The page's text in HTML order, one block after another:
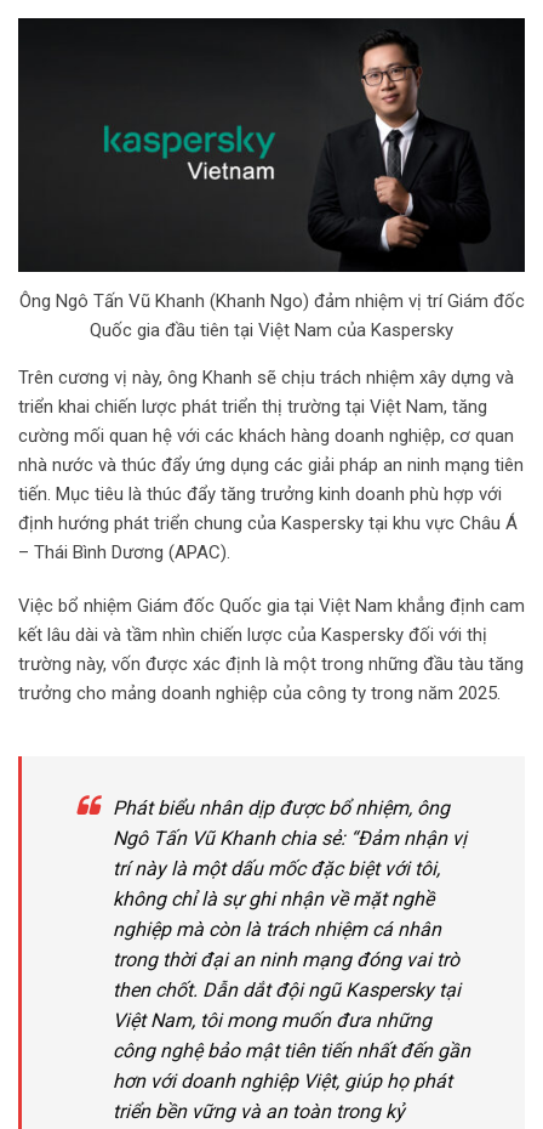
l
Ông Ngô Tấn Vũ Khanh (Khanh Ngo) đảm nhiệm vị trí Giám đốc
Quốc gia đầu tiên tại Việt Nam của Kaspersky
Trên cương vị này, ông Khanh sẽ chịu trách nhiệm xây dựng và
triển khai chiến lược phát triển thị trường tại Việt Nam, tăng
cường mối quan hệ với các khách hàng doanh nghiệp, cơ quan
nhà nước và thúc đẩy ứng dụng các giải pháp an ninh mạng tiên
tiến. Mục tiêu là thúc đẩy tăng trưởng kinh doanh phù hợp với
định hướng phát triển chung của Kaspersky tại khu vực Châu Á
– Thái Bình Dương (APAC).
Việc bổ nhiệm Giám đốc Quốc gia tại Việt Nam khẳng định cam
kết lâu dài và tầm nhìn chiến lược của Kaspersky đối với thị
trường này, vốn được xác định là một trong những đầu tàu tăng
trưởng cho mảng doanh nghiệp của công ty trong năm 2025.
Phát biểu nhân dịp được bổ nhiệm, ông
Ngô Tấn Vũ Khanh chia sẻ: “Đảm nhận vị
trí này là một dấu mốc đặc biệt với tôi,
không chỉ là sự ghi nhận về mặt nghề
nghiệp mà còn là trách nhiệm cá nhân
trong thời đại an ninh mạng đóng vai trò
then chốt. Dẫn dắt đội ngũ Kaspersky tại
Việt Nam, tôi mong muốn đưa những
công nghệ bảo mật tiên tiến nhất đến gần
hơn với doanh nghiệp Việt, giúp họ phát
triển bền vững và an toàn trong kỷ